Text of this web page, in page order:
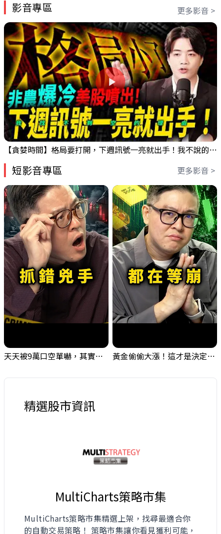
影音專區 更多影音 >
【貪婪時間】格局要打開，下週訊號一亮就出手！我不說的話還真一堆人不知道！｜錢進大趨勢 Mr.智霖 陳 2026/08/08
短影音專區 更多影音 >
天天被9萬口空單嚇，其實你盯錯地方了｜Mr.Jimmy高志銘 #台股 #外資期貨 #融資 黃金偷偷大漲！這才是決定台股生死的「真風向球」！｜Mr.Jimmy高志銘 #黃金 #美元指數 #聯準會
精選股市資訊
MultiCharts策略市集
MultiCharts策略市集精選上架，找尋最適合你
的自動交易策略！ 策略市集讓你看見獲利可能，